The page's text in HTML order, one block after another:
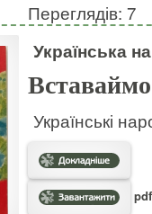
Переглядів: 7
Українська
Українські